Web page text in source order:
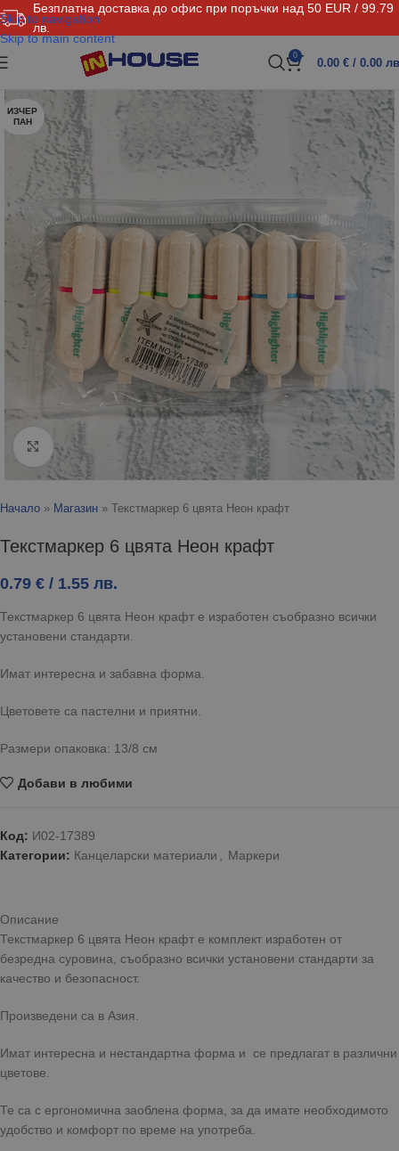
Безплатна доставка до офис при поръчки над 50 EUR / 99.79
лв.
Skip to navigation
Skip to main content
0
0.00 € / 0.00
ИЗЧЕР
ПАН
Click to enlarge
Начало » Магазин » Текстмаркер 6 цвята Неон крафт
Текстмаркер 6 цвята Неон крафт
0.79 € / 1.55 лв.
Текстмаркер 6 цвята Неон крафт е изработен съобразно всички
установени стандарти.
Имат интересна и забавна форма.
Цветовете са пастелни и приятни.
Размери опаковка: 13/8 см
Добави в любими
Код: И02-17389
Категории: Канцеларски материали Маркери
Описание
Текстмаркер 6 цвята Неон крафт е комплект изработен от
безредна суровина, съобразно всички установени стандарти за
качество и безопасност.
Произведени са в Азия.
Имат интересна и нестандартна форма и се предлагат в различни
цветове.
Те са с ергономична заоблена форма, за да имате необходимото
удобство и комфорт по време на употреба.